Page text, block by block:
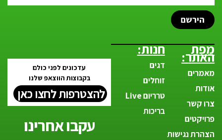
הירשם
מפת
האתר:
מאמרים
אודות
צרו קשר
פרויקטים
הצהרת נגישות
חנות:
דגים
זוחלים
טרריום Live
בריכות
עדכונים לפני כולם
בקבוצות הווצאפ שלנו
להצטרפות לחצו כאן
עקבו אחרינו